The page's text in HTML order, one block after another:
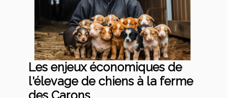
Les enjeux économiques de
l'élevage de chiens à la ferme
des Carons